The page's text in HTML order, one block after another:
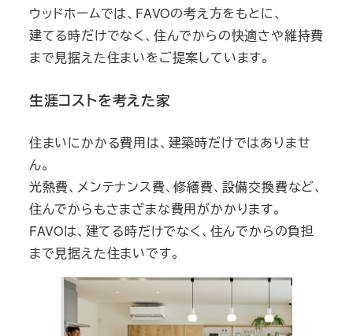
ウッドホームでは、FAVOの考え方をもとに、
建てる時だけでなく、住んでからの快適さや維持費
まで見据えた住まいをご提案しています。
生涯コストを考えた家
住まいにかかる費用は、建築時だけではありませ
ん。
光熱費、メンテナンス費、修繕費、設備交換費など、
住んでからもさまざまな費用がかかります。
FAVOは、建てる時だけでなく、住んでからの負担
まで見据えた住まいです。